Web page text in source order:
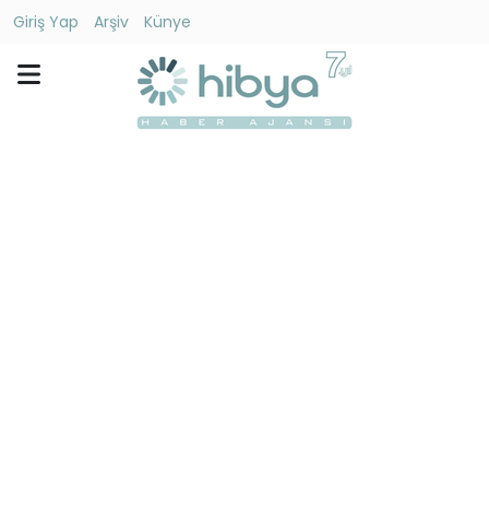
Giriş Yap Arşiv
Künye